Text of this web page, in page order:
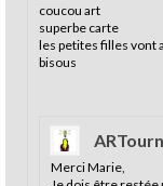
coucou art
superbe carte
les petites filles vont
bisous
Merci Marie,